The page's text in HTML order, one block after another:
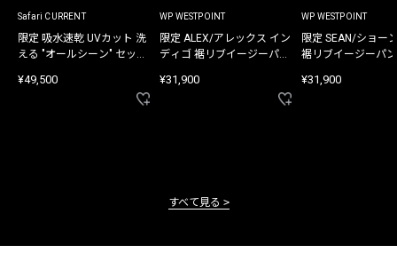
Safari CURRENT
限定 吸水速乾 UVカット 洗
える "オールシーン" セット
¥49,500
WP WESTPOINT
限定 ALEX/アレックス イン
ディゴ 裾リブイージーパン
¥31,900
WP WESTPOINT
限定 SEAN/ショー
裾リブイージーパ
¥31,900
すべて見る